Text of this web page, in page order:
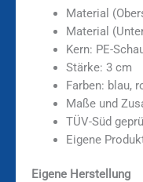
Material
Material
Kern: PE-
Stärke: 3 cm
Farben: blau,
Maße und
TÜV-Süd
Eigene
Eigene Herstellung